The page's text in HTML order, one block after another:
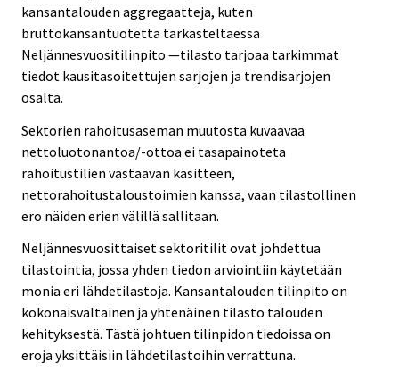
kansantalouden aggregaatteja, kuten
bruttokansantuotetta tarkasteltaessa
Neljännesvuositilinpito —tilasto tarjoaa tarkimmat
tiedot kausitasoitettujen sarjojen ja trendisarjojen
osalta.
Sektorien rahoitusaseman muutosta kuvaavaa
nettoluotonantoa/-ottoa ei tasapainoteta
rahoitustilien vastaavan käsitteen,
nettorahoitustaloustoimien kanssa, vaan tilastollinen
ero näiden erien välillä sallitaan.
Neljännesvuosittaiset sektoritilit ovat johdettua
tilastointia, jossa yhden tiedon arviointiin käytetään
monia eri lähdetilastoja. Kansantalouden tilinpito on
kokonaisvaltainen ja yhtenäinen tilasto talouden
kehityksestä. Tästä johtuen tilinpidon tiedoissa on
eroja yksittäisiin lähdetilastoihin verrattuna.